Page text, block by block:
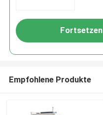
Fortsetzen
Empfohlene Produkte